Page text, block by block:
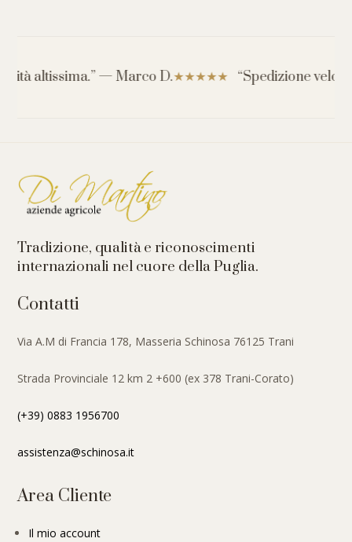
— Marco D. “Spedizione veloce e
Tradizione, qualità e riconoscimenti
internazionali nel cuore della Puglia.
Contatti
Via A.M di Francia 178, Masseria Schinosa 76125 Trani
Strada Provinciale 12 km 2 +600 (ex 378 Trani-Corato)
(+39) 0883 1956700
assistenza@schinosa.it
Area Cliente
Il mio account